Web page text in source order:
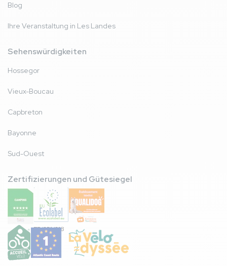
Blog
Ihre Veranstaltung in Les Landes
Sehenswürdigkeiten
Hossegor
Vieux-Boucau
Capbreton
Bayonne
Sud-Ouest
Zertifizierungen und Gütesiegel
FR/051/018